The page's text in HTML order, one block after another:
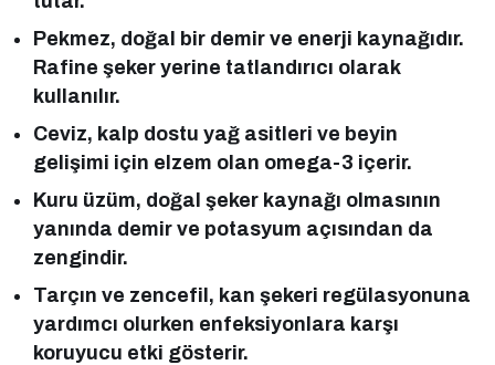
Pekmez, doğal bir demir ve enerji kaynağıdır.
Rafine şeker yerine tatlandırıcı olarak
kullanılır.
Ceviz, kalp dostu yağ asitleri ve beyin
gelişimi için elzem olan omega-3 içerir.
Kuru üzüm, doğal şeker kaynağı olmasının
yanında demir ve potasyum açısından da
zengindir.
Tarçın ve zencefil, kan şekeri regülasyonuna
yardımcı olurken enfeksiyonlara karşı
koruyucu etki gösterir.